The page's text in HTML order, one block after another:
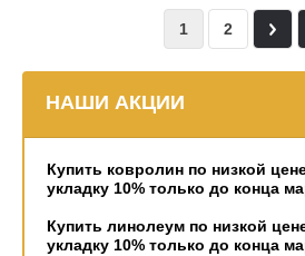
1 2
НАШИ АКЦИИ
Купить ковролин по низкой
укладку 10% только до конца
Купить линолеум по низкой
укладку 10% только до конца